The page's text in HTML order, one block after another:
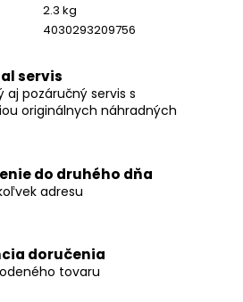
2.3 kg
4030293209756
servis
aj pozáručný servis s
originálnych náhradných
do druhého dňa
adresu
doručenia
tovaru